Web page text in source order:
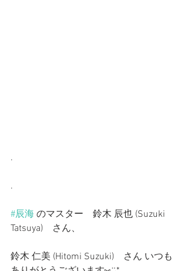
.
.
#辰海 のマスター　鈴木 辰也 (Suzuki
Tatsuya)　さん、
鈴木 仁美 (Hitomi Suzuki)　さん いつも